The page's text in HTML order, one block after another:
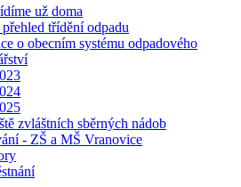
už doma
třídění odpadu
o obecním systému odpadového
zvláštních sběrných nádob
- ZŠ a MŠ Vranovice